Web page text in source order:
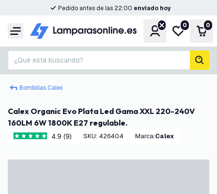
Pedido antes de las 22:00 enviado hoy
Menú CuentaMi lista de
0 0
¿Qué está buscando?
Bombillas Calex
Calex Organic Evo Plata Led Gama XXL 220-240V
160LM 6W 1800K E27 regulable.
4.9 estrellas de puntuación
4.9 (9) SKU: 426404 Marca: Calex